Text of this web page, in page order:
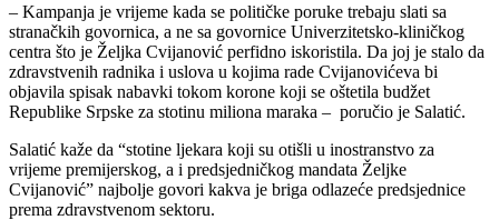
– Kampanja je vrijeme kada se političke poruke trebaju slati sa
stranačkih govornica, a ne sa govornice Univerzitetsko-kliničkog
centra što je Željka Cvijanović perfidno iskoristila. Da joj je stalo da
zdravstvenih radnika i uslova u kojima rade Cvijanovićeva bi
objavila spisak nabavki tokom korone koji se oštetila budžet
Republike Srpske za stotinu miliona maraka – poručio je Salatić.
Salatić kaže da “stotine ljekara koji su otišli u inostranstvo za
vrijeme premijerskog, a i predsjedničkog mandata Željke
Cvijanović” najbolje govori kakva je briga odlazeće predsjednice
prema zdravstvenom sektoru.